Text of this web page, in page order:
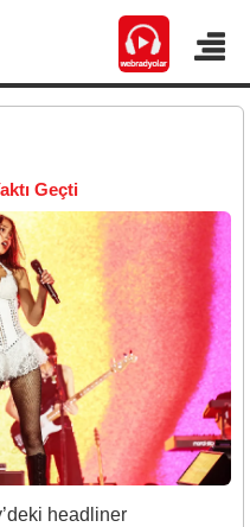
Geçti
headliner